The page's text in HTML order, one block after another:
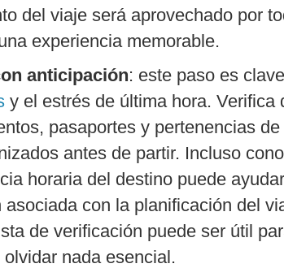
del viaje será aprovechado por
experiencia memorable.
anticipación: este paso es
y el estrés de última hora. Verifica
pasaportes y pertenencias
antes de partir. Incluso
horaria del destino puede
asociada con la planificación del
de verificación puede ser útil
nada esencial.